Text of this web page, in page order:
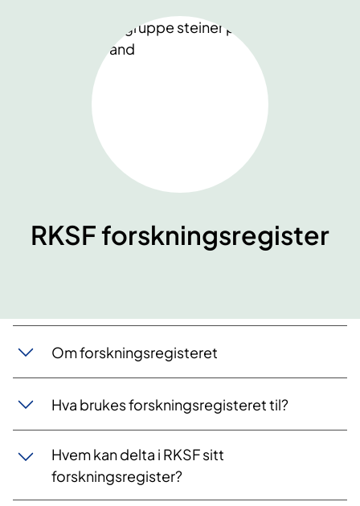
RKSF forskningsregister
Om forskningsregisteret
Hva brukes forskningsregisteret til?
Hvem kan delta i RKSF sitt
forskningsregister?